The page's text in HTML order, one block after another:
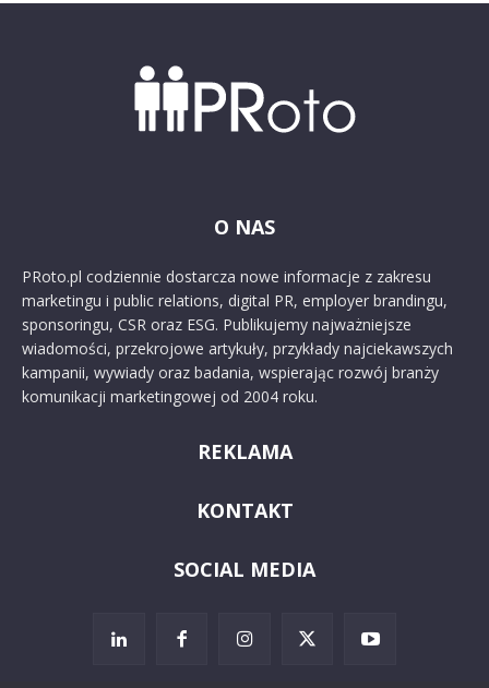
O NAS
PRoto.pl codziennie dostarcza nowe informacje z zakresu
marketingu i public relations, digital PR, employer brandingu,
sponsoringu, CSR oraz ESG. Publikujemy najważniejsze
wiadomości, przekrojowe artykuły, przykłady najciekawszych
kampanii, wywiady oraz badania, wspierając rozwój branży
komunikacji marketingowej od 2004 roku.
REKLAMA
KONTAKT
SOCIAL MEDIA